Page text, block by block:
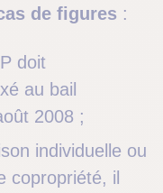
de figures :
doit
au bail
2008 ;
individuelle ou
copropriété, il